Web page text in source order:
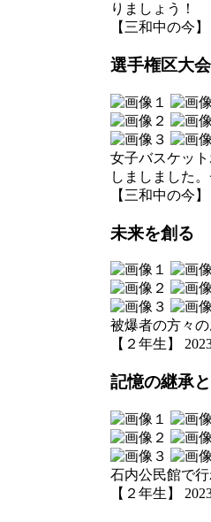
りましょう！
【三和中の今
選手権区大会
女子バスケッ
しましました
【三和中の今
未来を創る
被爆者の方々
【２年生】
記憶の継承
石内公民館で
【２年生】